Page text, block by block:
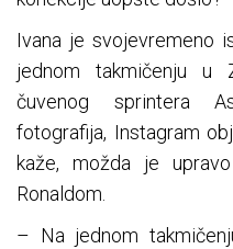
Ivana je svojevremeno
jednom takmičenju u
čuvenog sprintera
fotografija, Instagram
kaže, možda je
Ronaldom.
– Na jednom